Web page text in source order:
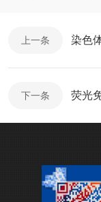
上一条 染色
下一条 荧光